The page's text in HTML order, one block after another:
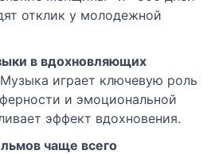
отклик у молодежной
в вдохновляющих
играет ключевую роль
и эмоциональной
эффект вдохновения.
чаще всего